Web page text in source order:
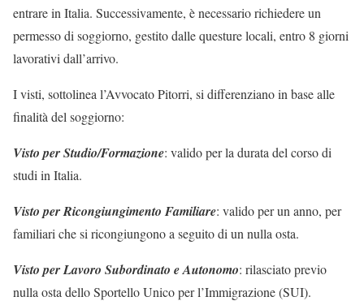
entrare in Italia. Successivamente, è necessario richiedere un
permesso di soggiorno, gestito dalle questure locali, entro 8 giorni
lavorativi dall’arrivo.
I visti, sottolinea l’Avvocato Pitorri, si differenziano in base alle
finalità del soggiorno:
Visto per Studio/Formazione: valido per la durata del corso di
studi in Italia.
Visto per Ricongiungimento Familiare: valido per un anno, per
familiari che si ricongiungono a seguito di un nulla osta.
Visto per Lavoro Subordinato e Autonomo: rilasciato previo
nulla osta dello Sportello Unico per l’Immigrazione (SUI).